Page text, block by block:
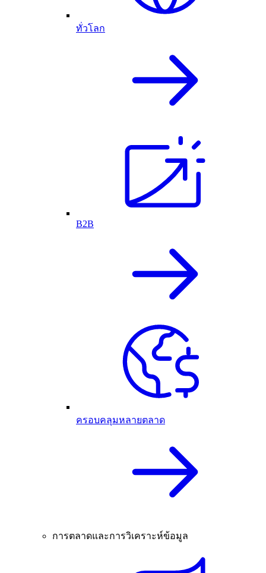
ทั่วโลก
B2B
ครอบคลุมหลายตลาด
การตลาดและการวิเคราะห์ข้อมูล